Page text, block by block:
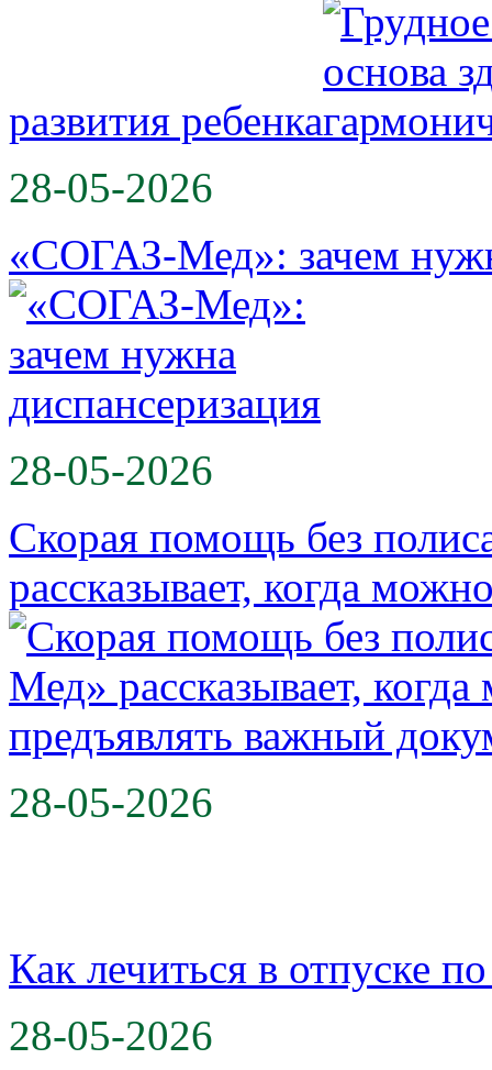
развития ребенка
28-05-2026
«СОГАЗ-Мед»: зачем
28-05-2026
Скорая помощь без
рассказывает, когда
28-05-2026
Как лечиться в отпуске
28-05-2026